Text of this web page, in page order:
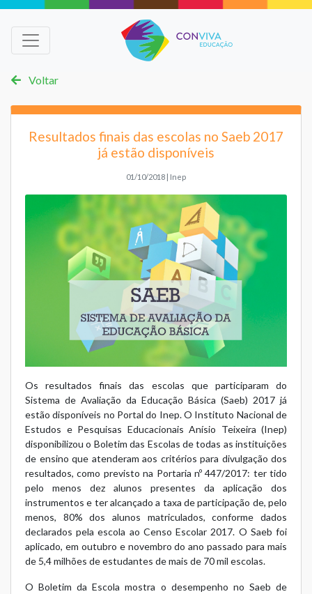
Voltar
Resultados finais das escolas no Saeb 2017
já estão disponíveis
01/10/2018 | Inep
Os resultados finais das escolas que participaram do
Sistema de Avaliação da Educação Básica (Saeb) 2017 já
estão disponíveis no Portal do Inep. O Instituto Nacional de
Estudos e Pesquisas Educacionais Anísio Teixeira (Inep)
disponibilizou o Boletim das Escolas de todas as instituições
de ensino que atenderam aos critérios para divulgação dos
resultados, como previsto na Portaria nº 447/2017: ter tido
pelo menos dez alunos presentes da aplicação dos
instrumentos e ter alcançado a taxa de participação de, pelo
menos, 80% dos alunos matriculados, conforme dados
declarados pela escola ao Censo Escolar 2017. O Saeb foi
aplicado, em outubro e novembro do ano passado para mais
de 5,4 milhões de estudantes de mais de 70 mil escolas.
O Boletim da Escola mostra o desempenho no Saeb de